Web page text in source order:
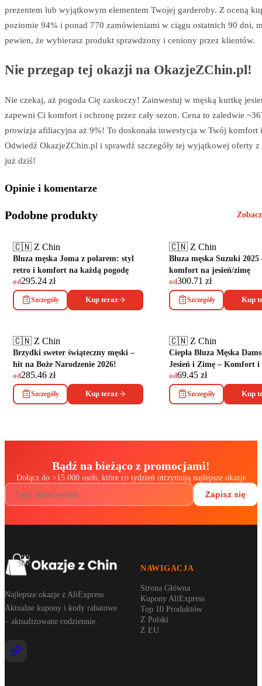
prezentem lub wyjątkowym elementem Twojej garderoby. Z oceną
poziomie 94% i ponad 770 zamówieniami w ciągu ostatnich 90 dni,
pewien, że wybierasz produkt sprawdzony i ceniony przez klientów.
Nie przegap tej okazji na OkazjeZChin.pl!
Nie czekaj, aż pogoda Cię zaskoczy! Zainwestuj w męską kurtkę
zapewni Ci komfort i ochronę przez cały sezon. Cena to zaledwie
prowizja afiliacyjna aż 9%! To doskonała inwestycja w Twój komfort
Odwiedź OkazjeZChin.pl i sprawdź szczegóły tej wyjątkowej oferty z
już dziś!
Opinie i komentarze
Podobne produkty
🇨🇳 Z Chin
Bluza męska Joma z polarem: styl
retro i komfort na każdą pogodę
od295.24 zł
Szczegóły Kup teraz
🇨🇳 Z Chin
Bluza męska Suzuki
komfort na jesień/zimę
od300.71 zł
Szczegóły Kup
🇨🇳 Z Chin
Brzydki sweter świąteczny męski –
hit na Boże Narodzenie 2026!
od285.46 zł
Szczegóły Kup teraz
🇨🇳 Z Chin
Ciepła Bluza Męska
Jesień i Zimę – Komfort i
od69.45 zł
Szczegóły Kup
Bądź na bieżąco z promocjami!
Dołącz do >15 000 osób, które co tydzień otrzymują najlepsze okazje
Zapisz się
Najlepsze okazje z AliExpress.
Aktualne kupony i kody rabatowe
– aktualizowane codziennie.
NAWIGACJA
Strona Główna
Kupony AliExpress
Top 10 Produktów
Z Polski
Z EU